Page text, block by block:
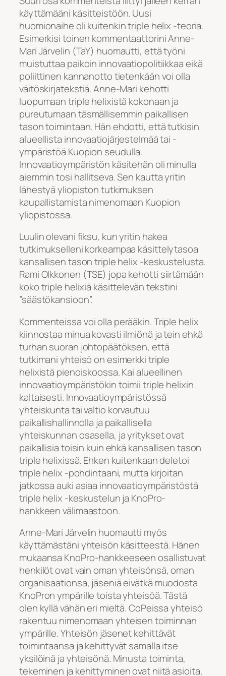
käyttämääni käsitteistöön. Uusi
huomionaihe oli kuitenkin triple helix -teoria.
Esimerkisi toinen kommentaattorini Anne-
Mari Järvelin (TaY) huomautti, että työni
muistuttaa paikoin innovaatiopolitiikkaa eikä
poliittinen kannanotto tietenkään voi olla
väitöskirjatekstiä. Anne-Mari kehotti
luopumaan triple helixistä kokonaan ja
pureutumaan täsmällisemmin paikallisen
tason toimintaan. Hän ehdotti, että tutkisin
alueellista innovaatiojärjestelmää tai -
ympäristöä Kuopion seudulla.
Innovaatioympäristön käsitehän oli minulla
aiemmin tosi hallitseva. Sen kautta yritin
lähestyä yliopiston tutkimuksen
kaupallistamista nimenomaan Kuopion
yliopistossa.
Luulin olevani fiksu, kun yritin hakea
tutkimukselleni korkeampaa käsittelytasoa
kansallisen tason triple helix -keskustelusta.
Rami Olkkonen (TSE) jopa kehotti siirtämään
koko triple helixiä käsittelevän tekstini
”säästökansioon”.
Kommenteissa voi olla perääkin. Triple helix
kiinnostaa minua kovasti ilmiönä ja tein ehkä
turhan suoran johtopäätöksen, että
tutkimani yhteisö on esimerkki triple
helixistä pienoiskoossa. Kai alueellinen
innovaatioympäristökin toimii triple helixin
kaltaisesti. Innovaatioympäristössä
yhteiskunta tai valtio korvautuu
paikallishallinnolla ja paikallisella
yhteiskunnan osasella, ja yritykset ovat
paikallisia toisin kuin ehkä kansallisen tason
triple helixissä. Ehken kuitenkaan deletoi
triple helix -pohdintaani, mutta kirjoitan
jatkossa auki asiaa innovaatioympäristöstä
triple helix -keskustelun ja KnoPro-
hankkeen välimaastoon.
Anne-Mari Järvelin huomautti myös
käyttämästäni yhteisön käsitteestä. Hänen
mukaansa KnoPro-hankkeeseen osallistuvat
henkilöt ovat vain oman yhteisönsä, oman
organisaationsa, jäseniä eivätkä muodosta
KnoPron ympärille toista yhteisöä. Tästä
olen kyllä vähän eri mieltä. CoPeissa yhteisö
rakentuu nimenomaan yhteisen toiminnan
ympärille. Yhteisön jäsenet kehittävät
toimintaansa ja kehittyvät samalla itse
yksilöinä ja yhteisönä. Minusta toiminta,
tekeminen ja kehittyminen ovat niitä asioita,